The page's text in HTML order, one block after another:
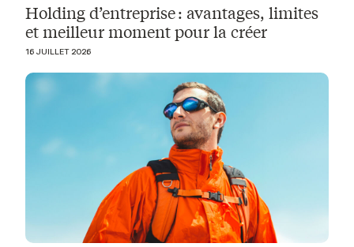
Holding d’entreprise : avantages, limites
et meilleur moment pour la créer
16 JUILLET 2026